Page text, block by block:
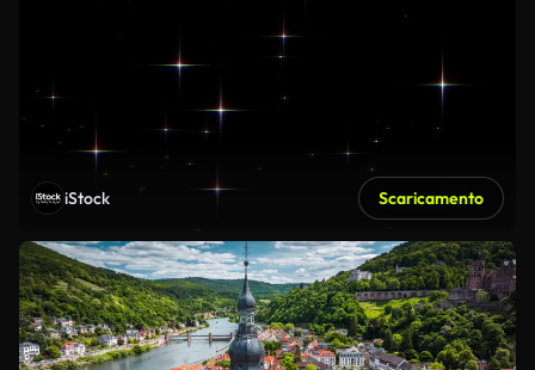
iStock Scaricamento